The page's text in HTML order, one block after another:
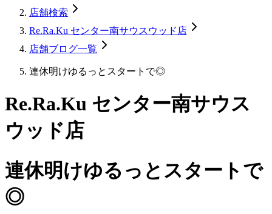
店舗検索
Re.Ra.Ku センター南サウスウッド店
店舗ブログ一覧
連休明けゆるっとスタートで◎
Re.Ra.Ku センター南サウス
ウッド店
連休明けゆるっとスタートで
◎